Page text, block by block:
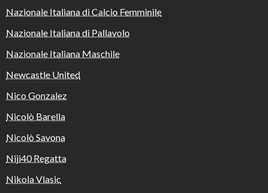
Nazionale Italiana di Calcio Femminile
Nazionale Italiana di Pallavolo
Nazionale Italiana Maschile
Newcastle United
Nico Gonzalez
Nicolò Barella
Nicolò Savona
Niji40 Regatta
Nikola Vlasic